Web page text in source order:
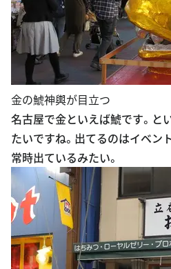
金の鯱神輿が目立つ
名古屋で金といえば鯱です。と
たいですね。出てるのはイベン
常時出ているみたい。